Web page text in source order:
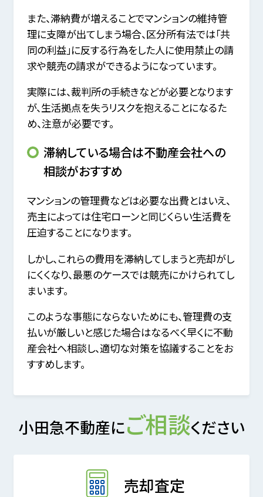
また、滞納費が増えることでマンションの維持管
理に支障が出てしまう場合、区分所有法では「共
同の利益」に反する行為をした人に使用禁止の請
求や競売の請求ができるようになっています。
実際には、裁判所の手続きなどが必要となります
が、生活拠点を失うリスクを抱えることになるた
め、注意が必要です。
滞納している場合は不動産会社への
相談がおすすめ
マンションの管理費などは必要な出費とはいえ、
売主によっては住宅ローンと同じくらい生活費を
圧迫することになります。
しかし、これらの費用を滞納してしまうと売却がし
にくくなり、最悪のケースでは競売にかけられてし
まいます。
このような事態にならないためにも、管理費の支
払いが厳しいと感じた場合はなるべく早くに不動
産会社へ相談し、適切な対策を協議することをお
すすめします。
小田急不動産にご相談ください
売却査定